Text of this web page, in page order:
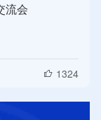
流会
1324